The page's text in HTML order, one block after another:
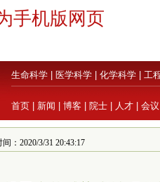
手机版网页
生命科学 医学科学 化学科学 工
首页 新闻 博客 院士 人才 会议
：2020/3/31 20:43:17